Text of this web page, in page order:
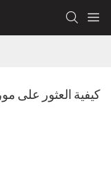
كيفية العثور على